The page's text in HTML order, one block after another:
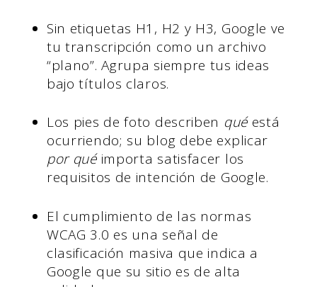
Sin etiquetas H1, H2 y H3, Google ve
tu transcripción como un archivo
“plano”. Agrupa siempre tus ideas
bajo títulos claros.
Los pies de foto describen quéestá
ocurriendo; su blog debe explicar
por quéimporta satisfacer los
requisitos de intención de Google.
El cumplimiento de las normas
WCAG 3.0 es una señal de
clasificación masiva que indica a
Google que su sitio es de alta